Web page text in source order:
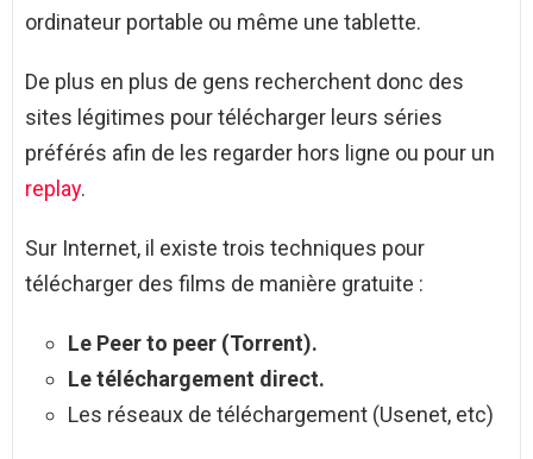
ordinateur portable ou même une tablette.
De plus en plus de gens recherchent donc des
sites légitimes pour télécharger leurs séries
préférés afin de les regarder hors ligne ou pour un
replay.
Sur Internet, il existe trois techniques pour
télécharger des films de manière gratuite :
Le Peer to peer (Torrent).
Le téléchargement direct.
Les réseaux de téléchargement (Usenet, etc)